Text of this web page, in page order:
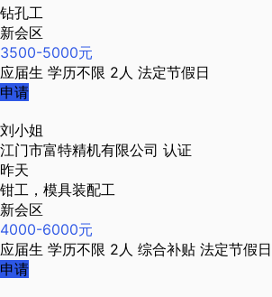
钻孔工
新会区
3500-5000元
应届生 学历不限 2人 法定节假日
申请
刘小姐
江门市富特精机有限公司 认证
昨天
钳工，模具装配工
新会区
4000-6000元
应届生 学历不限 2人 综合补贴 法定节假日
申请